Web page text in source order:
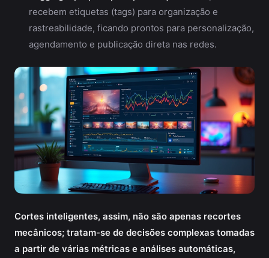
recebem etiquetas (tags) para organização e
rastreabilidade, ficando prontos para personalização,
agendamento e publicação direta nas redes.
Cortes inteligentes, assim, não são apenas recortes
mecânicos; tratam-se de decisões complexas tomadas
a partir de várias métricas e análises automáticas,